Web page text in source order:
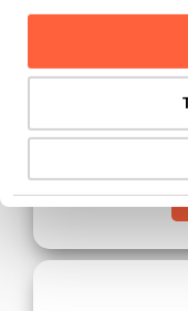
Vi kan
skatteforhold